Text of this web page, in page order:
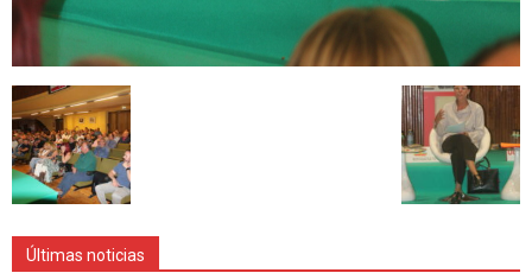
Últimas noticias